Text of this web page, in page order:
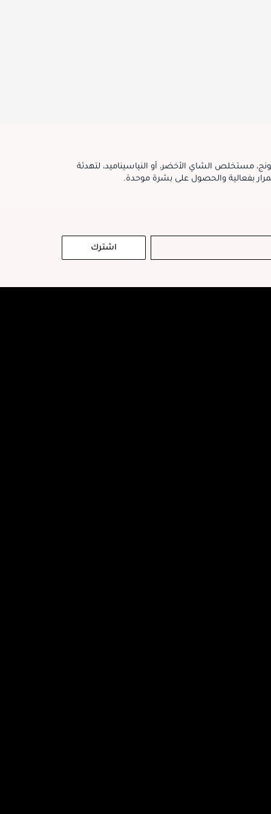
مستخلص الشاي الأخضر، أو النياسيناميد، لتهدئة
بفعالية والحصول على بشرة موحدة.
اشترك